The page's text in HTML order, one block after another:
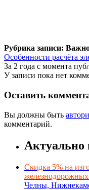
Рубрика записи:
Особенности расчёта
За 2 года с момента
У записи пока нет
Оставить
Вы должны быть
комментарий.
Актуально
Скидка 5% на
железнодорожных
Челны,